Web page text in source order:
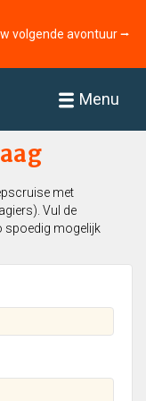
volgende avontuur ⭢
Menu
met
Vul de
spoedig mogelijk